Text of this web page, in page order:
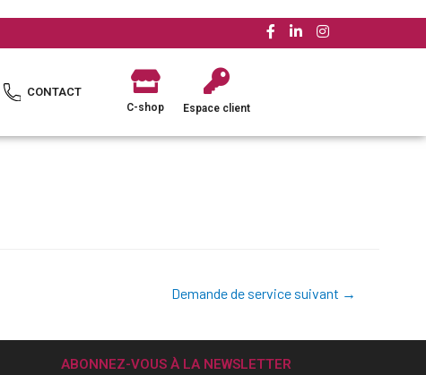
CONTACT
C-shop Espace client
Demande de service suivant →
ABONNEZ-VOUS À LA NEWSLETTER